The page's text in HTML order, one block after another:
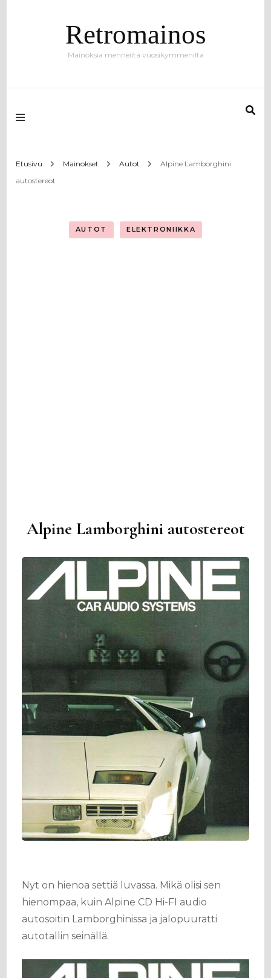
Retromainos
Mainoksia menneiltä vuosikymmeniltä
Etusivu Mainokset Autot
Alpine Lamborghini
autostereot
AUTOT ELEKTRONIIKKA
Alpine Lamborghini autostereot
Nyt on hienoa settiä luvassa. Mikä olisi sen
hienompaa, kuin Alpine CD Hi-FI audio
autosoitin Lamborghinissa ja jalopuuratti
autotallin seinällä.